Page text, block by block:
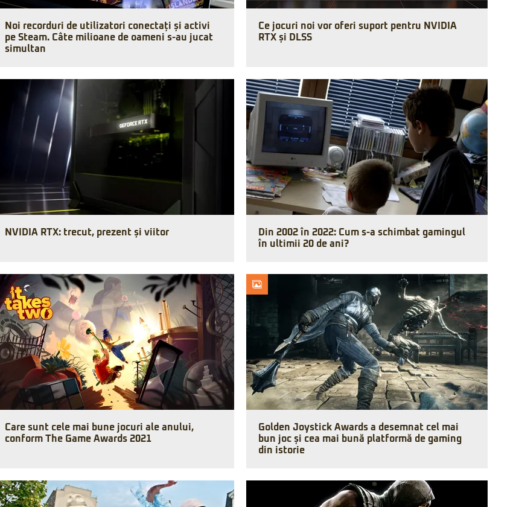
Noi recorduri de utilizatori conectați și activi
pe Steam. Câte milioane de oameni s-au jucat
simultan
Ce jocuri noi vor oferi suport pentru NVIDIA
RTX și DLSS
NVIDIA RTX: trecut, prezent și viitor
Din 2002 în 2022: Cum s-a schimbat gamingul
în ultimii 20 de ani?
Care sunt cele mai bune jocuri ale anului,
conform The Game Awards 2021
Golden Joystick Awards a desemnat cel mai
bun joc și cea mai bună platformă de gaming
din istorie